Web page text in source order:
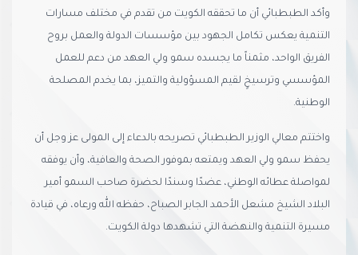
وأكد الطبطبائي أن ما تحققه الكويت من تقدم في مختلف مسارات
التنمية يعكس تكامل الجهود بين مؤسسات الدولة والعمل بروح
الفريق الواحد، مثمناً ما يجسده سمو ولي العهد من دعم للعمل
المؤسسي وترسيخٍ لقيم المسؤولية والتميز، بما يخدم المصلحة
الوطنية.
واختتم معالي الوزير الطبطبائي تصريحه بالدعاء إلى المولى عز وجل أن
يحفظ سمو ولي العهد ويمتعه بموفور الصحة والعافية، وأن يوفقه
لمواصلة عطائه الوطني، عضدًا وسندًا لحضرة صاحب السمو أمير
البلاد الشيخ مشعل الأحمد الجابر الصباح، حفظه الله ورعاه، في قيادة
مسيرة التنمية والنهضة التي تشهدها دولة الكويت.